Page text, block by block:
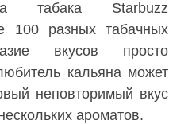
табака Starbuzz
100 разных табачных
вкусов просто
кальяна может
неповторимый вкус
ароматов.